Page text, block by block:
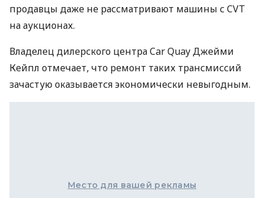
продавцы даже не рассматривают машины с CVT
на аукционах.
Владелец дилерского центра Car Quay Джейми
Кейпл отмечает, что ремонт таких трансмиссий
зачастую оказывается экономически невыгодным.
Место для вашей рекламы